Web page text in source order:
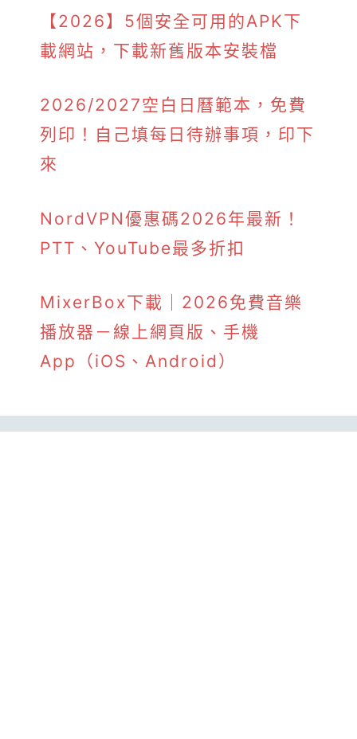
【2026】5個安全可用的APK下
載網站，下載新舊版本安裝檔
2026/2027空白日曆範本，免費
列印！自己填每日待辦事項，印下
來
NordVPN優惠碼2026年最新！
PTT、YouTube最多折扣
MixerBox下載｜2026免費音樂
播放器－線上網頁版、手機
App（iOS、Android）